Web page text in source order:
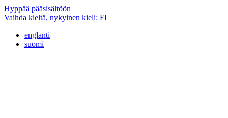
Hyppää pääsisältöön
Vaihda kieltä, nykyinen kieli: FI
englanti
suomi